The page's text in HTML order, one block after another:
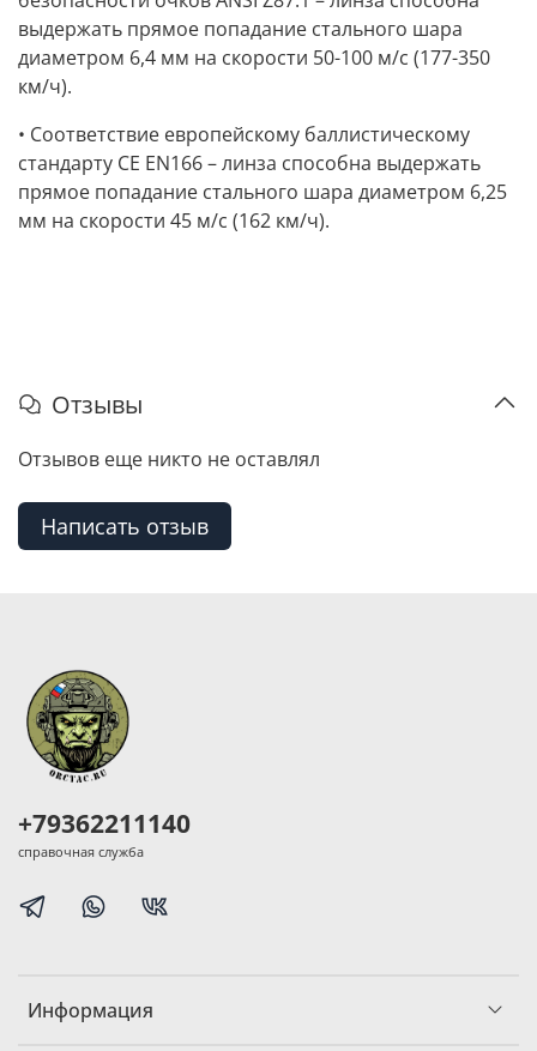
выдержать прямое попадание стального шара
диаметром 6,4 мм на скорости 50-100 м/с (177-350
км/ч).
• Соответствие европейскому баллистическому
стандарту CE EN166 – линза способна выдержать
прямое попадание стального шара диаметром 6,25
мм на скорости 45 м/с (162 км/ч).
Отзывы
Отзывов еще никто не оставлял
Написать отзыв
Информация
+79362211140
справочная служба